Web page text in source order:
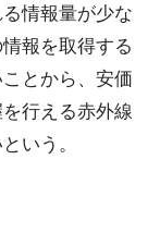
情報量が少な
報を取得する
とから、安価
行える赤外線
いう。